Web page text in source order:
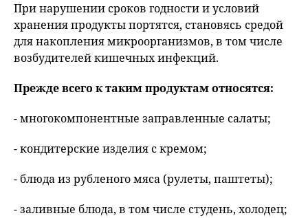
При нарушении сроков годности и условий
хранения продукты портятся, становясь средой
для накопления микроорганизмов, в том числе
возбудителей кишечных инфекций.
Прежде всего к таким продуктам относятся:
- многокомпонентные заправленные салаты;
- кондитерские изделия с кремом;
- блюда из рубленого мяса (рулеты, паштеты);
- заливные блюда, в том числе студень, холодец;